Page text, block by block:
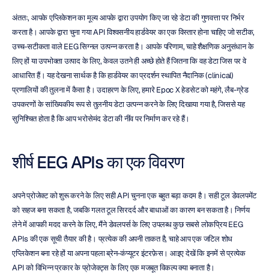
अंततः, आपके एप्लिकेशन का मूल्य आपके द्वारा उपयोग किए जा रहे डेटा की गुणवत्ता पर निर्भर
करता है। आपके द्वारा चुना गया API विश्वसनीय हार्डवेयर का एक विस्तार होना चाहिए जो सटीक,
उच्च-सटीकता वाले EEG सिग्नल उत्पन्न करता है। आपके परिणाम, चाहे शैक्षणिक अनुसंधान के
लिए हों या उपभोक्ता उत्पाद के लिए, केवल उतने ही अच्छे होते हैं जितना कि वह डेटा जिस पर वे
आधारित हैं। यह देखना सार्थक है कि हार्डवेयर का प्रदर्शन स्थापित नैदानिक (clinical)
प्रणालियों की तुलना में कैसा है। उदाहरण के लिए, हमारे Epoc X हेडसेट को महंगे, लैब-ग्रेड
उपकरणों के सांख्यिकीय रूप से तुलनीय डेटा उत्पन्न करने के लिए दिखाया गया है, जिससे यह
सुनिश्चित होता है कि आप भरोसेमंद डेटा की नींव पर निर्माण कर रहे हैं।
शीर्ष EEG APIs का एक विवरण
अपने प्रोजेक्ट को शुरू करने के लिए सही API चुनना एक बहुत बड़ा कदम है। सही टूल डेवलपमेंट
को सहज बना सकता है, जबकि गलत टूल सिरदर्द और बाधाओं का कारण बन सकता है। निर्णय
लेने में आपकी मदद करने के लिए, मैंने डेवलपर्स के लिए उपलब्ध कुछ सबसे लोकप्रिय EEG
APIs की एक सूची तैयार की है। प्रत्येक की अपनी ताकत है, चाहे आप एक जटिल शोध
एप्लिकेशन बना रहे हों या अपना पहला ब्रेन-कंप्यूटर इंटरफ़ेस। आइए देखें कि इनमें से प्रत्येक
API को विभिन्न प्रकार के प्रोजेक्ट्स के लिए एक मजबूत विकल्प क्या बनाता है।